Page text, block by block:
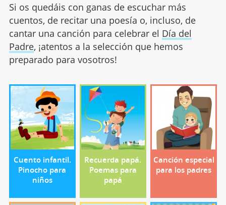
Si os quedáis con ganas de escuchar más
cuentos, de recitar una poesía o, incluso, de
cantar una canción para celebrar el Día del
Padre, ¡atentos a la selección que hemos
preparado para vosotros!
Cuento infantil.
Pinocho para
niños
Recuerda papá.
Poemas para
papá
Canción especial
para los padres